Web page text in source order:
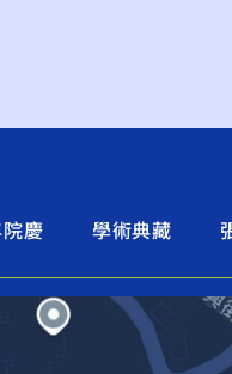
慶 學術典藏